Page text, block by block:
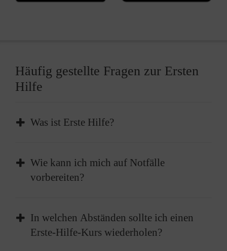
Häufig gestellte Fragen zur Ersten
Hilfe
Was ist Erste Hilfe?
Erste Hilfe ist die sofortige und
vorübergehende Hilfe, die bei plötzlichen
erhalten oder bis professionelle medizinische
Hilfe eintrifft.
Wie kann ich mich auf Notfälle
vorbereiten?
Absolvieren Sie einen Erste-Hilfe-Kurs und
frischen diesen im besten Fall alle zwei Jahre
In welchen Abständen sollte ich einen
Erste-Hilfe-Kurs wiederholen?